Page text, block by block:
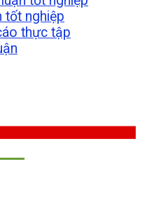
tốt nghiệp
thực tập